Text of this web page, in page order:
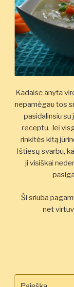
Kadaise anyta
nepamėgau tos
pasidalinsiu
receptu. Jei
rinkitės kitą
Ištiesų svarbu,
ji visiškai
Ši sriuba
net